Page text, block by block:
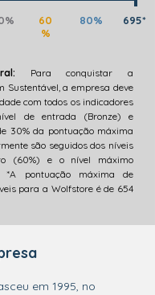
em 1995, no
60
%
80% 695*
Para conquistar a
Sustentável, a empresa deve
com todos os indicadores
de entrada (Bronze) e
30% da pontuação máxima
são seguidos dos níveis
(60%) e o nível máximo
*A pontuação máxima de
para a Wolfstore é de 654